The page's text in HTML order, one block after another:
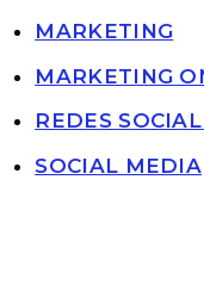
MARKETING
MARKETING
REDES
SOCIAL MEDIA